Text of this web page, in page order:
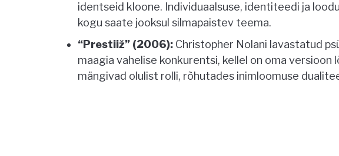
identseid kloone. Individuaalsuse, identiteedi ja
kogu saate jooksul silmapaistev teema.
“Prestiiž” (2006): Christopher Nolani lavastatud
maagia vahelise konkurentsi, kellel on oma versioon
mängivad olulist rolli, rõhutades inimloomuse